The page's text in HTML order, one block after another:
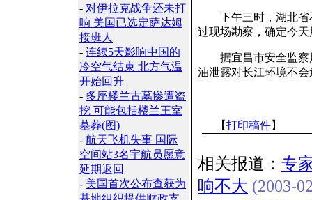
- 对伊拉克战争还未打
响 美国已选定萨达姆
接班人
- 连续5天影响中国的
冷空气结束 北方气温
开始回升
- 多座楼兰古墓惨遭盗
挖 可能包括楼兰王室
墓葬(图)
- 航天飞机失事 国际
空间站3名宇航员愿意
延期返回
- 美国首次公布查获为
下午三时，湖北省
过现场勘察，确定今
据宜昌市安全监察
油泄露对长江环境不
【打印稿件】
相关报道： 专
响不大 (2003-